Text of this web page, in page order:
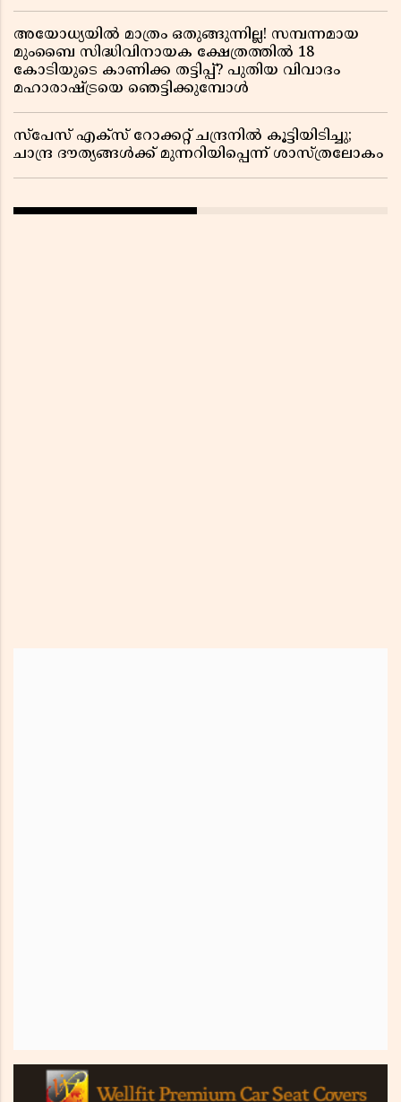
അയോധ്യയിൽ മാത്രം ഒതുങ്ങുന്നില്ല! സമ്പന്നമായ
മുംബൈ സിദ്ധിവിനായക ക്ഷേത്രത്തിൽ 18
കോടിയുടെ കാണിക്ക തട്ടിപ്പ്? പുതിയ വിവാദം
മഹാരാഷ്ട്രയെ ഞെട്ടിക്കുമ്പോൾ
സ്പേസ് എക്സ് റോക്കറ്റ് ചന്ദ്രനിൽ കൂട്ടിയിടിച്ചു;
ചാന്ദ്ര ദൗത്യങ്ങൾക്ക് മുന്നറിയിപ്പെന്ന് ശാസ്ത്രലോകം ​​​​​​​